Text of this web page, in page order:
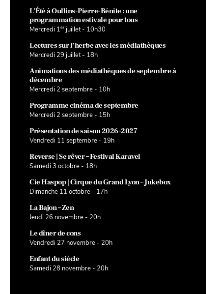
L’Été à Oullins-Pierre-Bénite : une
programmation estivale pour tous
Mercredi 1er juillet - 10h30
Lectures sur l’herbe avec les médiathèques
Mercredi 29 juillet - 18h
Animations des médiathèques de septembre à
décembre
Mercredi 2 septembre - 10h
Programme cinéma de septembre
Mercredi 2 septembre - 15h
Présentation de saison 2026-2027
Vendredi 11 septembre - 19h
Reverse | Se rêver – Festival Karavel
Samedi 3 octobre - 18h
Cie Haspop | Cirque du Grand Lyon – Jukebox
Dimanche 11 octobre - 17h
La Bajon – Zen
Jeudi 26 novembre - 20h
Le dîner de cons
Vendredi 27 novembre - 20h
Enfant du siècle
Samedi 28 novembre - 20h